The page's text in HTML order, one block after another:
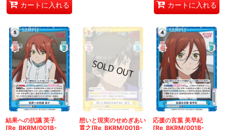
カートに入れる カートに入れる
結果への抗議 英子
[Re_BKRM/001B-
想いと現実のせめぎあい
貫之[Re_BKRM/001B-
応援の言葉 美早紀
[Re_BKRM/001B-